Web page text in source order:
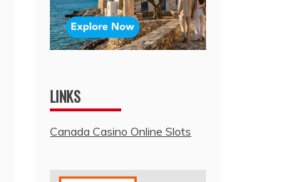
LINKS
Canada Casino Online Slots